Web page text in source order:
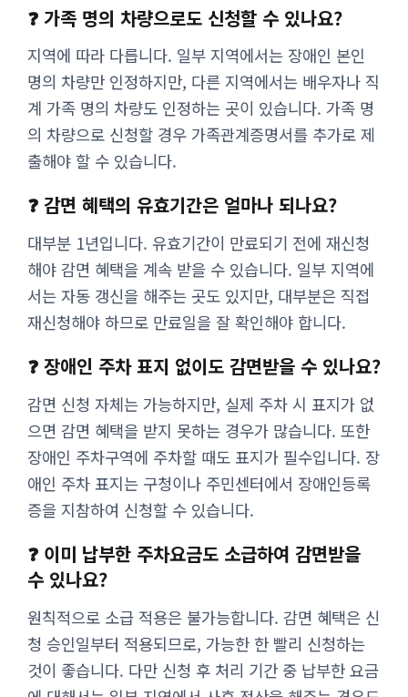
❓ 가족 명의 차량으로도 신청할 수 있나요?
지역에 따라 다릅니다. 일부 지역에서는 장애인 본인
명의 차량만 인정하지만, 다른 지역에서는 배우자나 직
계 가족 명의 차량도 인정하는 곳이 있습니다. 가족 명
의 차량으로 신청할 경우 가족관계증명서를 추가로 제
출해야 할 수 있습니다.
❓ 감면 혜택의 유효기간은 얼마나 되나요?
대부분 1년입니다. 유효기간이 만료되기 전에 재신청
해야 감면 혜택을 계속 받을 수 있습니다. 일부 지역에
서는 자동 갱신을 해주는 곳도 있지만, 대부분은 직접
재신청해야 하므로 만료일을 잘 확인해야 합니다.
❓ 장애인 주차 표지 없이도 감면받을 수 있나요?
감면 신청 자체는 가능하지만, 실제 주차 시 표지가 없
으면 감면 혜택을 받지 못하는 경우가 많습니다. 또한
장애인 주차구역에 주차할 때도 표지가 필수입니다. 장
애인 주차 표지는 구청이나 주민센터에서 장애인등록
증을 지참하여 신청할 수 있습니다.
❓ 이미 납부한 주차요금도 소급하여 감면받을
수 있나요?
원칙적으로 소급 적용은 불가능합니다. 감면 혜택은 신
청 승인일부터 적용되므로, 가능한 한 빨리 신청하는
것이 좋습니다. 다만 신청 후 처리 기간 중 납부한 요금